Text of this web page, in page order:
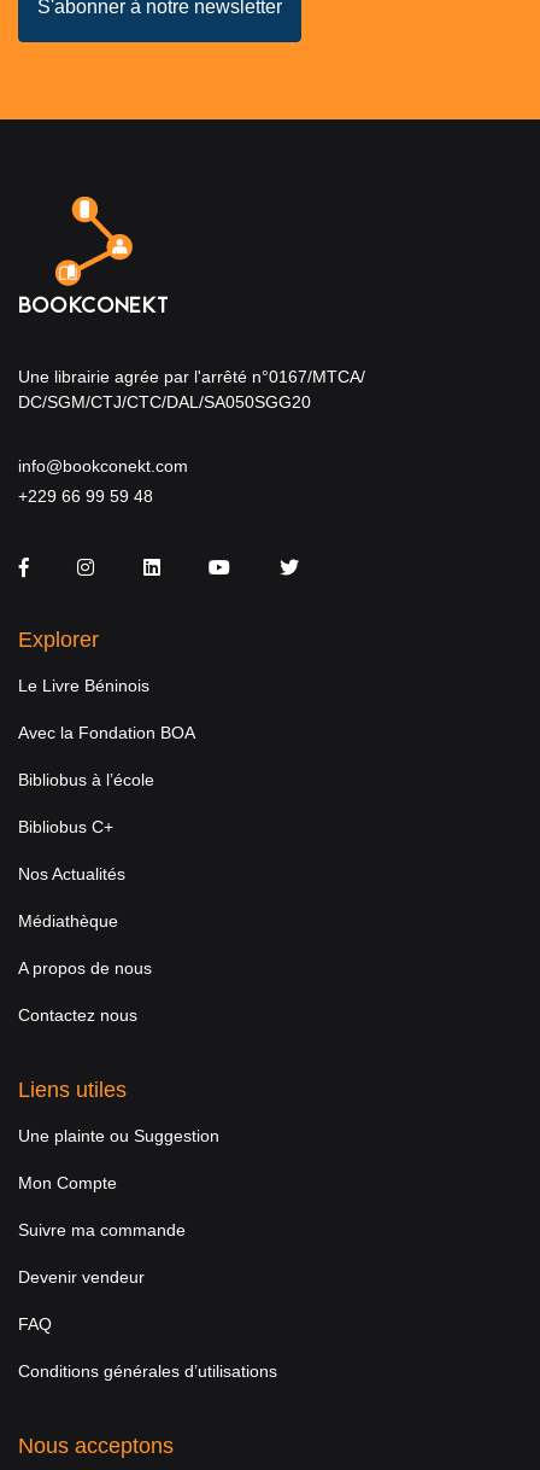
Une librairie agrée par l'arrêté n°0167/MTCA/
DC/SGM/CTJ/CTC/DAL/SA050SGG20
info@bookconekt.com
+229 66 99 59 48
FacebookInstagramLinkedInYou TubeTwitter
Explorer
Le Livre Béninois
Avec la Fondation BOA
Bibliobus à l’école
Bibliobus C+
Nos Actualités
Médiathèque
A propos de nous
Contactez nous
Liens utiles
Une plainte ou Suggestion
Mon Compte
Suivre ma commande
Devenir vendeur
FAQ
Conditions générales d’utilisations
Nous acceptons